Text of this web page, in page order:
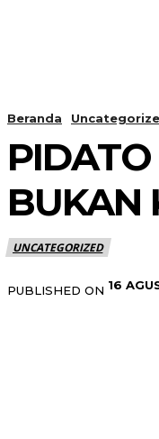
Beranda
BUKAN
UNCATEGORIZED
PUBLISHED ON 16